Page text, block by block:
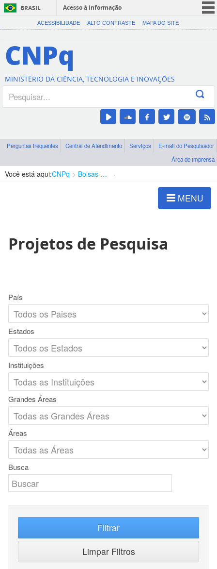
BRASIL
Acesso à informação
CORONAVÍRUS (COVID-19)
Canais
ACESSIBILIDADE ALTO CONTRASTE MAPA DO SITE
CNPq
MINISTÉRIO DA CIÊNCIA, TECNOLOGIA E INOVAÇÕES
Perguntas frequentes Central de Atendimento Serviços
E-mail do Pesquisador
Área de imprensa
Você está aqui:CNPq Bolsas e Auxílios Vigentes
MENU
Projetos de Pesquisa
País
Estados
Instituições
Grandes Áreas
Áreas
Busca
Filtrar
Limpar Filtros